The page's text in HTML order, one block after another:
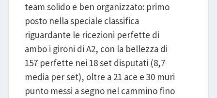
team solido e ben organizzato: primo
posto nella speciale classifica
riguardante le ricezioni perfette di
ambo i gironi di A2, con la bellezza di
157 perfette nei 18 set disputati (8,7
media per set), oltre a 21 ace e 30 muri
punto messi a segno nel cammino fino